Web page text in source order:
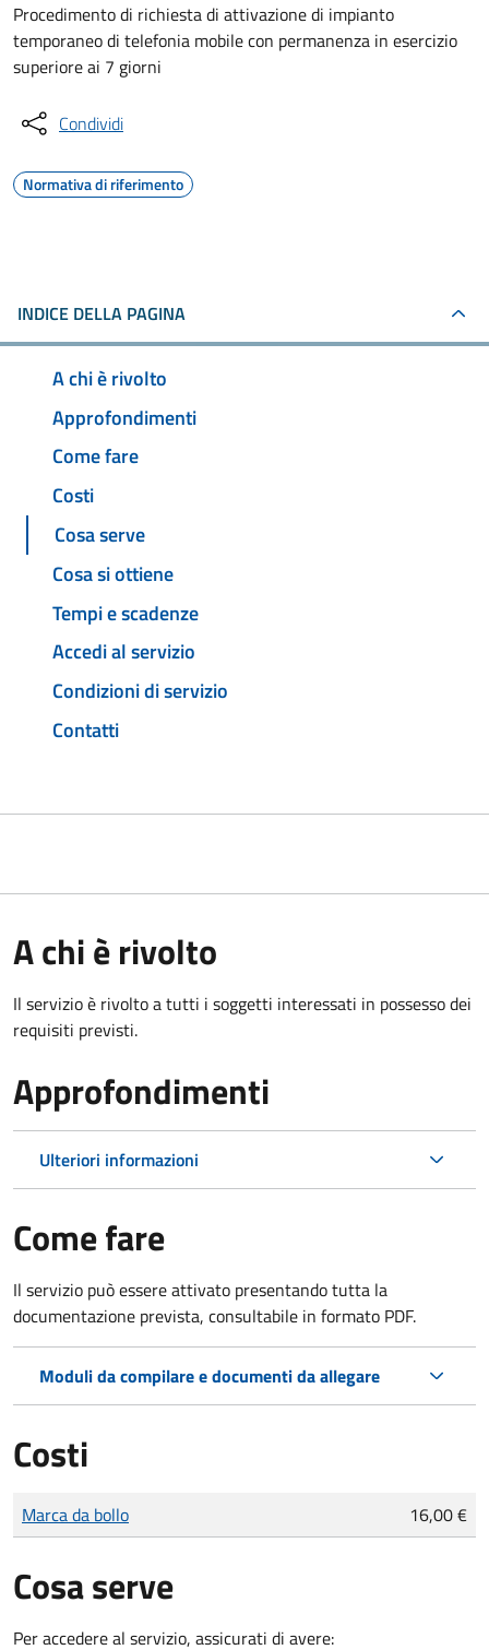
Procedimento di richiesta di attivazione di impianto
temporaneo di telefonia mobile con permanenza in esercizio
superiore ai 7 giorni
Condividi
Normativa di riferimento
INDICE DELLA PAGINA
A chi è rivolto
Approfondimenti
Come fare
Costi
Cosa serve
Cosa si ottiene
Tempi e scadenze
Accedi al servizio
Condizioni di servizio
Contatti
A chi è rivolto
Il servizio è rivolto a tutti i soggetti interessati in possesso dei
requisiti previsti.
Approfondimenti
Ulteriori informazioni
Come fare
Il servizio può essere attivato presentando tutta la
documentazione prevista, consultabile in formato PDF.
Moduli da compilare e documenti da allegare
Costi
Tipo di pagamento
Importo
Marca da bollo 16,00 €
Cosa serve
Per accedere al servizio, assicurati di avere: